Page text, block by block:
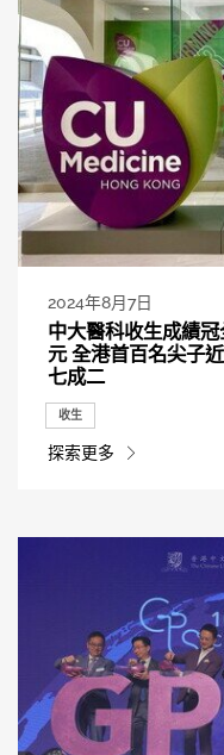
2024年8月7日
中大醫科收生成績
元 全港首百名尖子
七成二
收生
探索更多